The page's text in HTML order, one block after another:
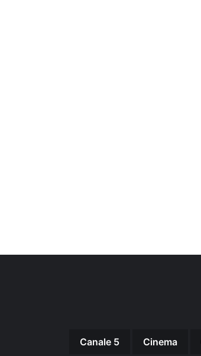
Canale 5 Cinema